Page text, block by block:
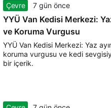
Çevre 7 gün önce
YYÜ Van Kedisi Merkezi:
ve Koruma Vurgusu
YYÜ Van Kedisi Merkezi: Yaz
koruma vurgusu ve kedi
bir içerik.